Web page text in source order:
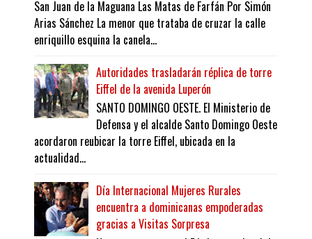
San Juan de la Maguana Las Matas de Farfán Por Simón
Arias Sánchez La menor que trataba de cruzar la calle
enriquillo esquina la canela...
Autoridades trasladarán réplica de torre
Eiffel de la avenida Luperón
SANTO DOMINGO OESTE. El Ministerio de
Defensa y el alcalde Santo Domingo Oeste
acordaron reubicar la torre Eiffel, ubicada en la
actualidad...
Día Internacional Mujeres Rurales
encuentra a dominicanas empoderadas
gracias a Visitas Sorpresa